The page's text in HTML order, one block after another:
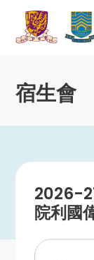
宿生會
2026-
院利國